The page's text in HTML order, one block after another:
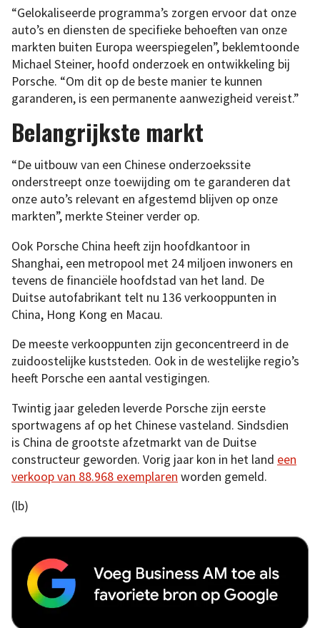
“Gelokaliseerde programma’s zorgen ervoor dat onze
auto’s en diensten de specifieke behoeften van onze
markten buiten Europa weerspiegelen”, beklemtoonde
Michael Steiner, hoofd onderzoek en ontwikkeling bij
Porsche. “Om dit op de beste manier te kunnen
garanderen, is een permanente aanwezigheid vereist.”
Belangrijkste markt
“De uitbouw van een Chinese onderzoekssite
onderstreept onze toewijding om te garanderen dat
onze auto’s relevant en afgestemd blijven op onze
markten”, merkte Steiner verder op.
Ook Porsche China heeft zijn hoofdkantoor in
Shanghai, een metropool met 24 miljoen inwoners en
tevens de financiële hoofdstad van het land. De
Duitse autofabrikant telt nu 136 verkooppunten in
China, Hong Kong en Macau.
De meeste verkooppunten zijn geconcentreerd in de
zuidoostelijke kuststeden. Ook in de westelijke regio’s
heeft Porsche een aantal vestigingen.
Twintig jaar geleden leverde Porsche zijn eerste
sportwagens af op het Chinese vasteland. Sindsdien
is China de grootste afzetmarkt van de Duitse
constructeur geworden. Vorig jaar kon in het land een
verkoop van 88.968 exemplaren worden gemeld.
(lb)